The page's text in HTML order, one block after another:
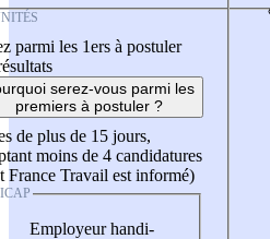
parmi les 1ers à postuler
serez-vous parmi les
premiers à postuler ?
de plus de 15 jours,
moins de 4 candidatures
France Travail est informé)
Employeur handi-